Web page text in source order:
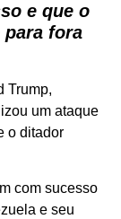
e que o
para fora
Trump,
um ataque
o ditador
com sucesso
e seu